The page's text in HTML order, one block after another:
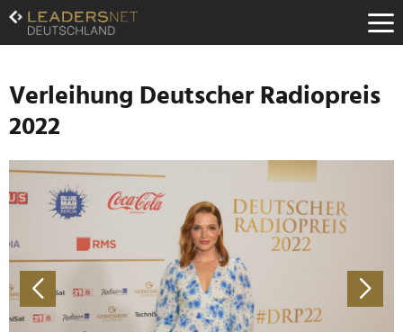
Zum
Inhalt
Zur
Navigation
Zur
Hauptnavigation
Verleihung Deutscher Radiopreis
2022